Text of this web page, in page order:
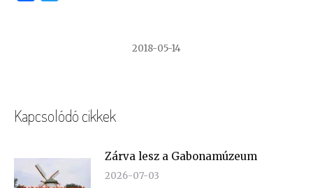
2018-05-14
Kapcsolódó cikkek
Zárva lesz a Gabonamúzeum
2026-07-03